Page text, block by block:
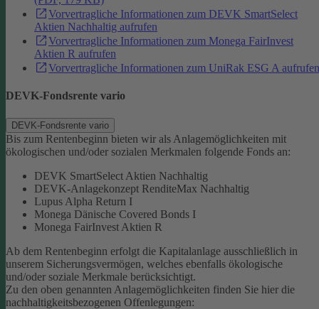
Vorvertragliche Informationen zum DEVK SmartSelect
Aktien Nachhaltig aufrufen
Vorvertragliche Informationen zum Monega FairInvest
Aktien R aufrufen
Vorvertragliche Informationen zum UniRak ESG A aufrufen
DEVK-Fondsrente vario
DEVK-Fondsrente vario
Bis zum Rentenbeginn bieten wir als Anlagemöglichkeiten mit
ökologischen und/oder sozialen Merkmalen folgende Fonds an:
DEVK SmartSelect Aktien Nachhaltig
DEVK-Anlagekonzept RenditeMax Nachhaltig
Lupus Alpha Return I
Monega Dänische Covered Bonds I
Monega FairInvest Aktien R
Ab dem Rentenbeginn erfolgt die Kapitalanlage ausschließlich in
unserem Sicherungsvermögen, welches ebenfalls ökologische
und/oder soziale Merkmale berücksichtigt.
Zu den oben genannten Anlagemöglichkeiten finden Sie hier die
nachhaltigkeitsbezogenen Offenlegungen: